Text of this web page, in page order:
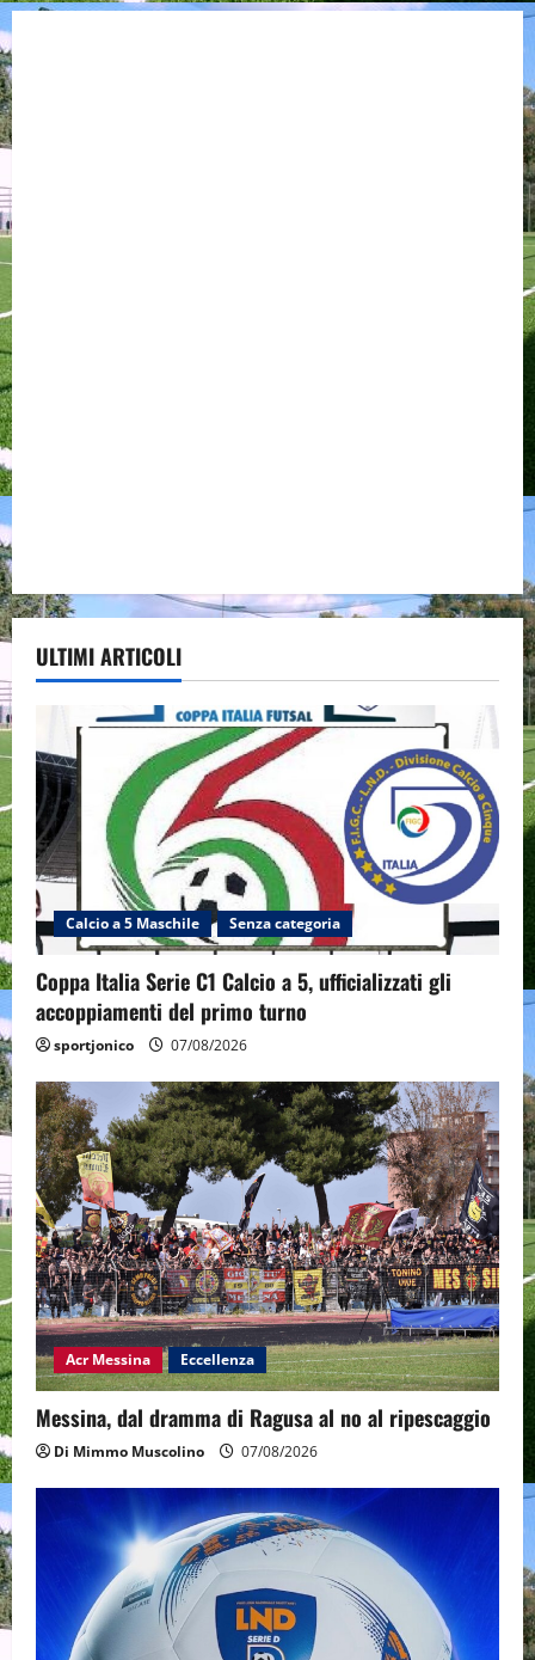
ULTIMI ARTICOLI
Calcio a 5 Maschile Senza categoria
Coppa Italia Serie C1 Calcio a 5, ufficializzati gli
accoppiamenti del primo turno
sportjonico 07/08/2026
Acr Messina Eccellenza
Messina, dal dramma di Ragusa al no al ripescaggio
Di Mimmo Muscolino 07/08/2026